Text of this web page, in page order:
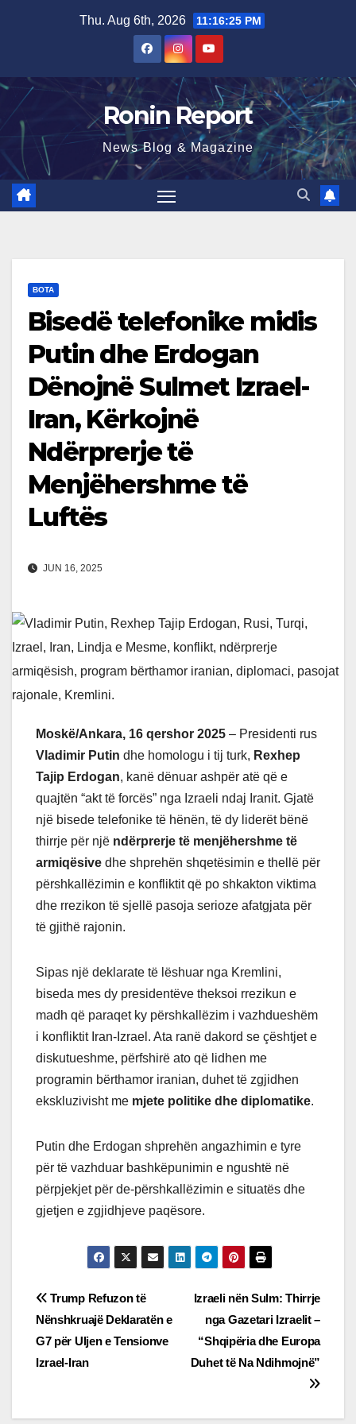
Thu. Aug 6th, 2026 11:16:26 PM
Ronin Report
News Blog & Magazine
BOTA
Bisedë telefonike midis
Putin dhe Erdogan
Dënojnë Sulmet Izrael-
Iran, Kërkojnë
Ndërprerje të
Menjëhershme të
Luftës
JUN 16, 2025
Moskë/Ankara, 16 qershor 2025 – Presidenti rus
Vladimir Putin dhe homologu i tij turk, Rexhep
Tajip Erdogan, kanë dënuar ashpër atë që e
quajtën “akt të forcës” nga Izraeli ndaj Iranit. Gjatë
një bisede telefonike të hënën, të dy liderët bënë
thirrje për një ndërprerje të menjëhershme të
armiqësive dhe shprehën shqetësimin e thellë për
përshkallëzimin e konfliktit që po shkakton viktima
dhe rrezikon të sjellë pasoja serioze afatgjata për
të gjithë rajonin.
Sipas një deklarate të lëshuar nga Kremlini,
biseda mes dy presidentëve theksoi rrezikun e
madh që paraqet ky përshkallëzim i vazhdueshëm
i konfliktit Iran-Izrael. Ata ranë dakord se çështjet e
diskutueshme, përfshirë ato që lidhen me
programin bërthamor iranian, duhet të zgjidhen
ekskluzivisht me mjete politike dhe diplomatike.
Putin dhe Erdogan shprehën angazhimin e tyre
për të vazhduar bashkëpunimin e ngushtë në
përpjekjet për de-përshkallëzimin e situatës dhe
gjetjen e zgjidhjeve paqësore.
Post
navigation
Izraeli nën Sulm: Thirrje
nga Gazetari Izraelit –
“Shqipëria dhe Europa
Duhet të Na Ndihmojnë”
Trump Refuzon të
Nënshkruajë Deklaratën e
G7 për Uljen e Tensionve
Izrael-Iran